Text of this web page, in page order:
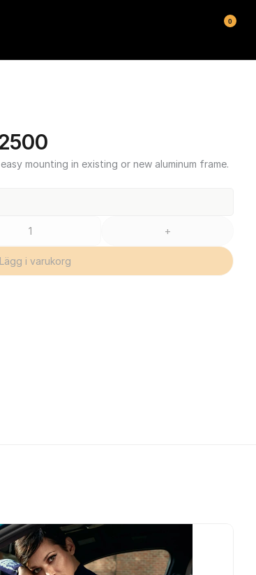
mounting in existing or new aluminum frame.
+
Lägg i varukorg
0